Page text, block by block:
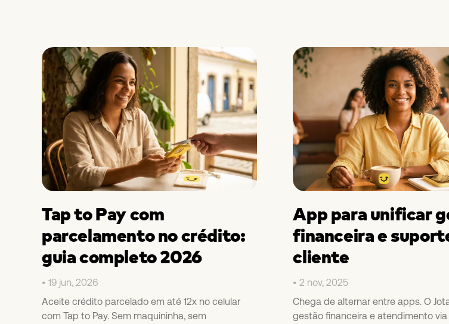
Tap to Pay com
parcelamento no crédito:
guia completo 2026
19 jun, 2026
Aceite crédito parcelado em até 12x no celular
com Tap to Pay. Sem maquininha, sem
App para unificar
financeira e
cliente
2 nov, 2025
Chega de alternar entre apps. O
gestão financeira e atendimento